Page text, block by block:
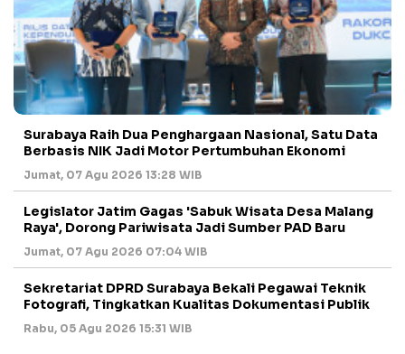
Surabaya Raih Dua Penghargaan Nasional, Satu Data
Berbasis NIK Jadi Motor Pertumbuhan Ekonomi
Jumat, 07 Agu 2026 13:28 WIB
Legislator Jatim Gagas 'Sabuk Wisata Desa Malang
Raya', Dorong Pariwisata Jadi Sumber PAD Baru
Jumat, 07 Agu 2026 07:04 WIB
Sekretariat DPRD Surabaya Bekali Pegawai Teknik
Fotografi, Tingkatkan Kualitas Dokumentasi Publik
Rabu, 05 Agu 2026 15:31 WIB